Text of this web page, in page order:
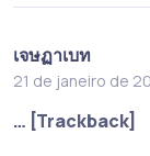
เจษฏาเบท
21 de janeiro de
… [Trackback]